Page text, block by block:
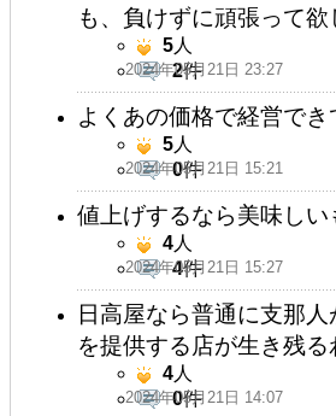
も、負けずに頑張って欲
2024年05月21日 23:27
5人
2件
よくあの価格で経営で
2024年05月21日 15:21
5人
0件
値上げするなら美味しい
2024年05月21日 15:27
4人
4件
日高屋なら普通に支那
を提供する店が生き残る
2024年05月21日 14:07
4人
0件